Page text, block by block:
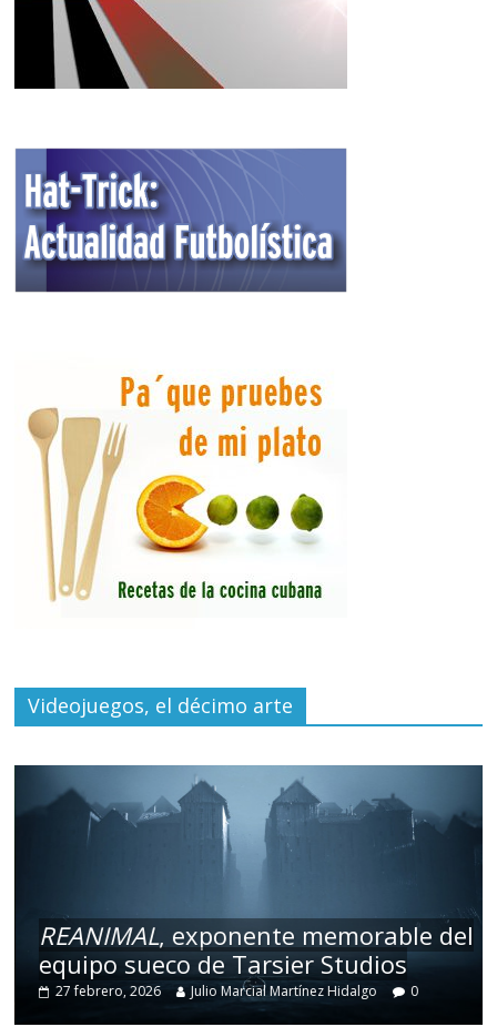
Videojuegos, el décimo arte
REANIMAL, exponente memorable del
equipo sueco de Tarsier Studios
27 febrero, 2026 Julio Marcial Martínez Hidalgo 0